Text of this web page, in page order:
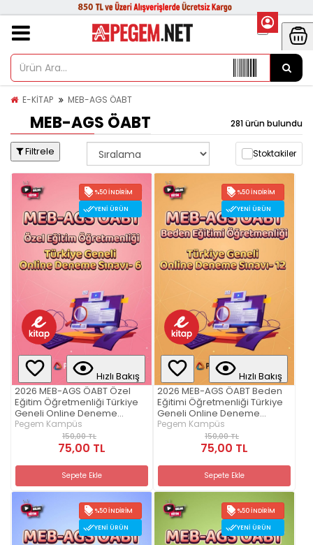
E-KİTAP MEB-AGS ÖABT
MEB-AGS ÖABT 281 ürün bulundu
Filtrele Stoktakiler
%50 İNDIRIM
YENI ÜRÜN
Hızlı Bakış
2026 MEB-AGS ÖABT Özel
Eğitim Öğretmenliği Türkiye
Geneli Online Deneme
Sınavı-6
Pegem Kampüs
150,00 TL
75,00 TL
Sepete Ekle
%50 İNDIRIM
YENI ÜRÜN
Hızlı Bakış
2026 MEB-AGS ÖABT Beden
Eğitimi Öğretmenliği Türkiye
Geneli Online Deneme
Sınavı-12
Pegem Kampüs
150,00 TL
75,00 TL
Sepete Ekle
%50 İNDIRIM
YENI ÜRÜN
%50 İNDIRIM
YENI ÜRÜN